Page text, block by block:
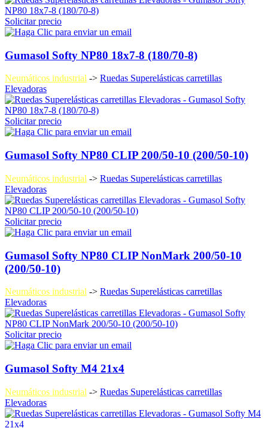
Solicitar precio
Gumasol Softy NP80 18x7-8 (180/70-8)
Neumáticos industrial -> Ruedas Superelásticas carretillas
Elevadoras
Solicitar precio
Gumasol Softy NP80 CLIP 200/50-10 (200/50-10)
Neumáticos industrial -> Ruedas Superelásticas carretillas
Elevadoras
Solicitar precio
Gumasol Softy NP80 CLIP NonMark 200/50-10
(200/50-10)
Neumáticos industrial -> Ruedas Superelásticas carretillas
Elevadoras
Solicitar precio
Gumasol Softy M4 21x4
Neumáticos industrial -> Ruedas Superelásticas carretillas
Elevadoras